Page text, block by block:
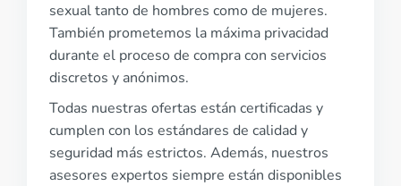
sexual tanto de hombres como de mujeres.
También prometemos la máxima privacidad
durante el proceso de compra con servicios
discretos y anónimos.
Todas nuestras ofertas están certificadas y
cumplen con los estándares de calidad y
seguridad más estrictos. Además, nuestros
asesores expertos siempre están disponibles